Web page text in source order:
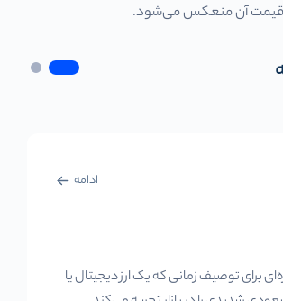
قیمت آن منعکس می‌شود.
ادامه
برای توصیف زمانی که یک ارز دیجیتال یا